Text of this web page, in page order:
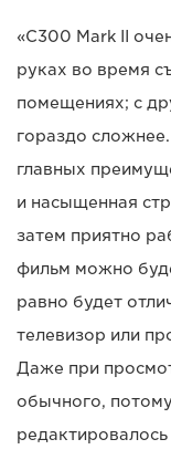
«C300 Mark II
руках во время
помещениях; с
гораздо
главных
и насыщенная
затем приятно
фильм можно
равно будет
телевизор или
Даже при
обычного,
редактировалось